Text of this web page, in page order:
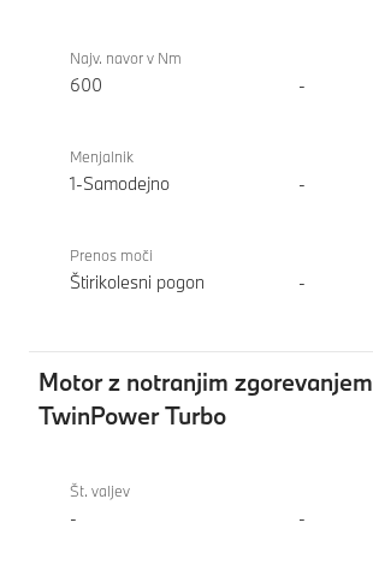
Najv. navor v Nm
600 -
Menjalnik
1-Samodejno -
Prenos moči
Štirikolesni pogon -
Motor z notranjim zgorevanjem
TwinPower Turbo
notranjim
xDrive40
Gran
Št. valjev
- -